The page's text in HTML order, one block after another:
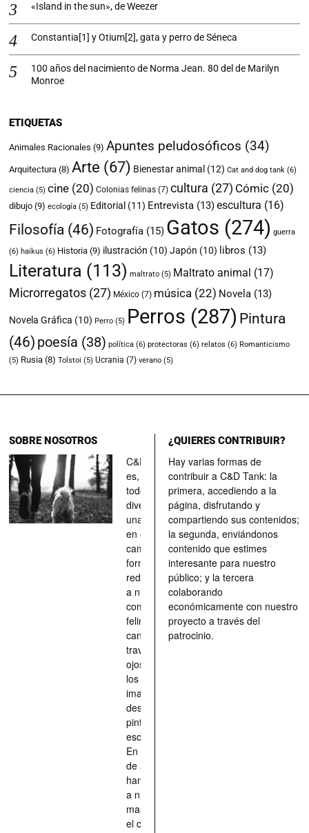
«Island in the sun», de Weezer
Constantia[1] y Otium[2], gata y perro de Séneca
100 años del nacimiento de Norma Jean. 80 del de Marilyn
Monroe
ETIQUETAS
Animales Racionales (9) Apuntes peludosóficos (34)
Arquitectura (8) Arte (67) Bienestar animal (12) Cat and dog tank (6)
ciencia (5) cine (20) Colonias felinas (7) cultura (27) Cómic (20)
dibujo (9) ecología (5) Editorial (11) Entrevista (13)escultura (16)
Filosofía (46) Fotografía (15) Gatos (274) guerra
(6) haikus (6) Historia (9) ilustración (10) Japón (10) libros (13)
Literatura (113) maltrato (5) Maltrato animal (17)
Microrregatos (27) México (7) música (22) Novela (13)
Novela Gráfica (10) Perro (5) Perros (287) Pintura
(46) poesía (38) política (6) protectoras (6) relatos (6) Romanticismo
(5) Rusia (8) Tolstoi (5) Ucrania (7) verano (5)
SOBRE NOSOTROS
C&D Tank
es, ante
todo, un
divertimento,
una parada
en el
camino, una
forma de
redescubrir
a nuestros
compañeros
felinos y
caninos a
través de los
ojos quienes
los han
imaginado,
descrito,
pintado,
esculpido...
En definitiva,
de aquellos
han situado
a nuestras
mascotas en
el centro de
¿QUIERES CONTRIBUIR?
Hay varias formas de
contribuir a C&D Tank: la
primera, accediendo a la
página, disfrutando y
compartiendo sus contenidos;
la segunda, enviándonos
contenido que estimes
interesante para nuestro
público; y la tercera
colaborando
económicamente con nuestro
proyecto a través del
patrocinio.